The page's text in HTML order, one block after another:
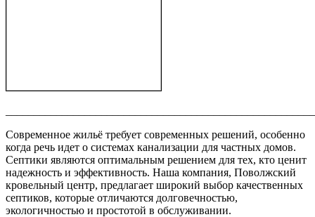
Современное жильё требует современных решений, особенно
когда речь идет о системах канализации для частных домов.
Септики являются оптимальным решением для тех, кто ценит
надежность и эффективность. Наша компания, Поволжский
кровельный центр, предлагает широкий выбор качественных
септиков, которые отличаются долговечностью,
экологичностью и простотой в обслуживании.